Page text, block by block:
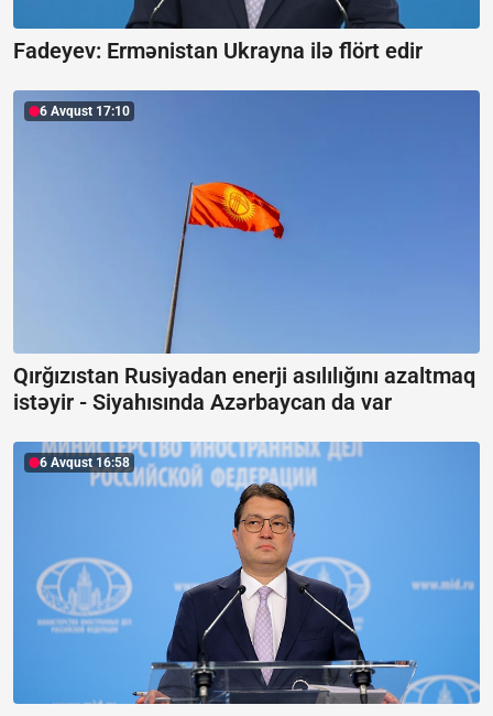
Fadeyev: Ermənistan Ukrayna ilə flört edir
6 Avqust 17:10
Qırğızıstan Rusiyadan enerji asılılığını azaltmaq
istəyir - Siyahısında Azərbaycan da var
6 Avqust 16:58